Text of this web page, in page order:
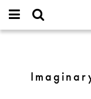
IMAGINARY
open
username
IMPA